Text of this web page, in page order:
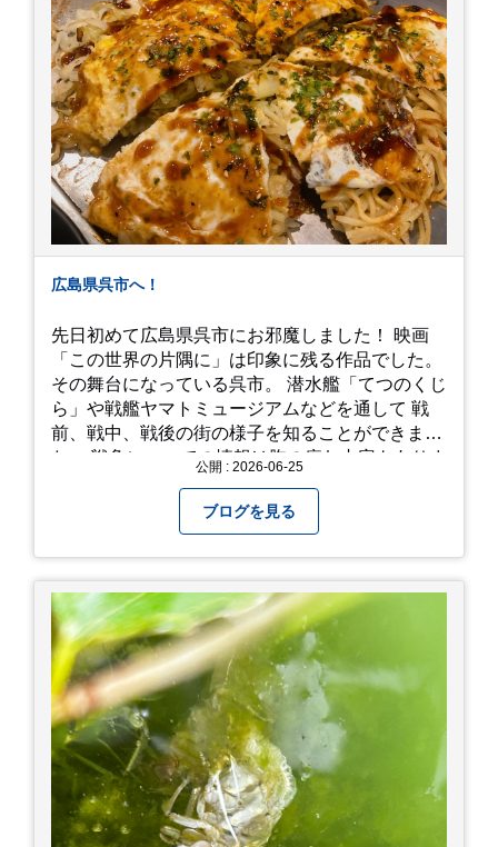
広島県呉市へ！
先日初めて広島県呉市にお邪魔しました！ 映画
「この世界の片隅に」は印象に残る作品でした。
その舞台になっている呉市。 潜水艦「てつのくじ
ら」や戦艦ヤマトミュージアムなどを通して 戦
前、戦中、戦後の街の様子を知ることができまし
た。 戦争についての情報は胸の痛む内容もありま
て本当に良かったです！ そして美味しい物もたく
さん。 写真は地元のスーパーで買った自分へのお
土産たち。 お好み焼きもやっぱり美味しいです
ね！ 広島また遊びに行きたいです♪
公開 : 2026-06-25
ブログを見る